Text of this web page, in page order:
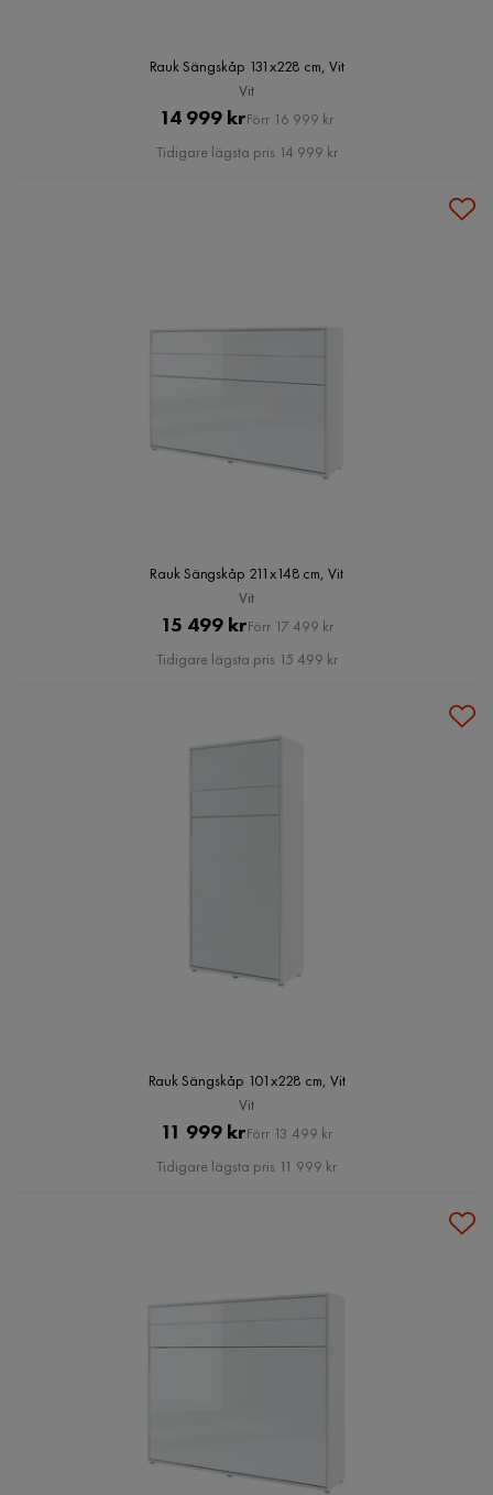
Rauk Sängskåp 131x228 cm, Vit
Vit
Pris
14 999 krOriginal
Pris
Förr 16 999 kr
Tidigare lägsta pris 14 999 kr
Rauk Sängskåp 211x148 cm, Vit
Vit
Pris
15 499 krOriginal
Pris
Förr 17 499 kr
Tidigare lägsta pris 15 499 kr
Rauk Sängskåp 101x228 cm, Vit
Vit
Pris
11 999 krOriginal
Pris
Förr 13 499 kr
Tidigare lägsta pris 11 999 kr